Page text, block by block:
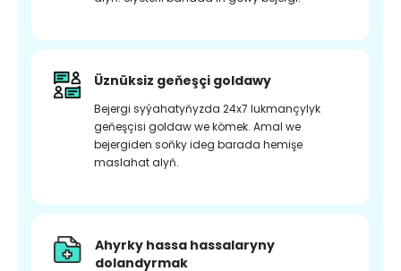
Üznüksiz geňeşçi goldawy
Bejergi syýahatyňyzda 24x7 lukmançylyk
geňeşçisi goldaw we kömek. Amal we
bejergiden soňky ideg barada hemişe
maslahat alyň.
Ahyrky hassa hassalaryny
dolandyrmak